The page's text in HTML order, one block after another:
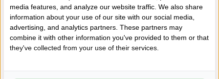
LIENS LINNEN RONDE
TAFELBESCHERMER T/M 285
media features, and analyze our website traffic. We also share
information about your use of our site with our social media,
advertising, and analytics partners. These partners may
combine it with other information you've provided to them or that
they've collected from your use of their services.